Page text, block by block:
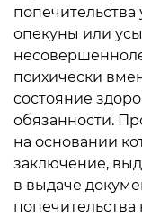
попечительства
опекуны или
психически
состояние
обязанности.
на основании
заключение,
в выдаче
попечительства